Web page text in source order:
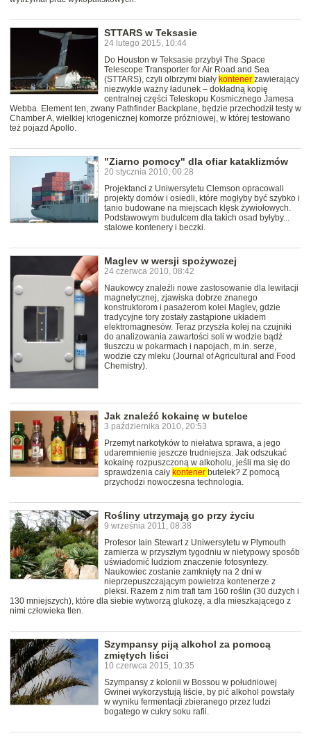
STTARS w Teksasie
24 lutego 2015, 10:44
Do Houston w Teksasie przybył The Space
Telescope Transporter for Air Road and Sea
(STTARS), czyli olbrzymi biały kontener zawierający
niezwykle ważny ładunek – dokładną kopię
centralnej części Teleskopu Kosmicznego Jamesa
Webba. Element ten, zwany Pathfinder Backplane, będzie przechodził testy w
Chamber A, wielkiej kriogenicznej komorze próżniowej, w której testowano
też pojazd Apollo.
"Ziarno pomocy" dla ofiar kataklizmów
20 stycznia 2010, 00:28
Projektanci z Uniwersytetu Clemson opracowali
projekty domów i osiedli, które mogłyby być szybko i
tanio budowane na miejscach klęsk żywiołowych.
Podstawowym budulcem dla takich osad byłyby...
stalowe kontenery i beczki.
Maglev w wersji spożywczej
24 czerwca 2010, 08:42
Naukowcy znaleźli nowe zastosowanie dla lewitacji
magnetycznej, zjawiska dobrze znanego
konstruktorom i pasażerom kolei Maglev, gdzie
tradycyjne tory zostały zastąpione układem
elektromagnesów. Teraz przyszła kolej na czujniki
do analizowania zawartości soli w wodzie bądź
tłuszczu w pokarmach i napojach, m.in. serze,
wodzie czy mleku (Journal of Agricultural and Food
Chemistry).
Jak znaleźć kokainę w butelce
3 października 2010, 20:53
Przemyt narkotyków to niełatwa sprawa, a jego
udaremnienie jeszcze trudniejsza. Jak odszukać
kokainę rozpuszczoną w alkoholu, jeśli ma się do
sprawdzenia cały kontener butelek? Z pomocą
przychodzi nowoczesna technologia.
Rośliny utrzymają go przy życiu
9 września 2011, 08:38
Profesor Iain Stewart z Uniwersytetu w Plymouth
zamierza w przyszłym tygodniu w nietypowy sposób
uświadomić ludziom znaczenie fotosyntezy.
Naukowiec zostanie zamknięty na 2 dni w
nieprzepuszczającym powietrza kontenerze z
pleksi. Razem z nim trafi tam 160 roślin (30 dużych i
130 mniejszych), które dla siebie wytworzą glukozę, a dla mieszkającego z
nimi człowieka tlen.
Szympansy piją alkohol za pomocą
zmiętych liści
10 czerwca 2015, 10:35
Szympansy z kolonii w Bossou w południowej
Gwinei wykorzystują liście, by pić alkohol powstały
w wyniku fermentacji zbieranego przez ludzi
bogatego w cukry soku rafii.